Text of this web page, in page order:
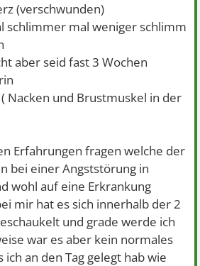
(verschwunden)
schlimmer mal weniger schlimm
aber seid fast 3 Wochen
Nacken und Brustmuskel in der
Erfahrungen fragen welche der
bei einer Angststörung in
wohl auf eine Erkrankung
mir hat es sich innerhalb der 2
und grade werde ich
war es aber kein normales
an den Tag gelegt hab wie